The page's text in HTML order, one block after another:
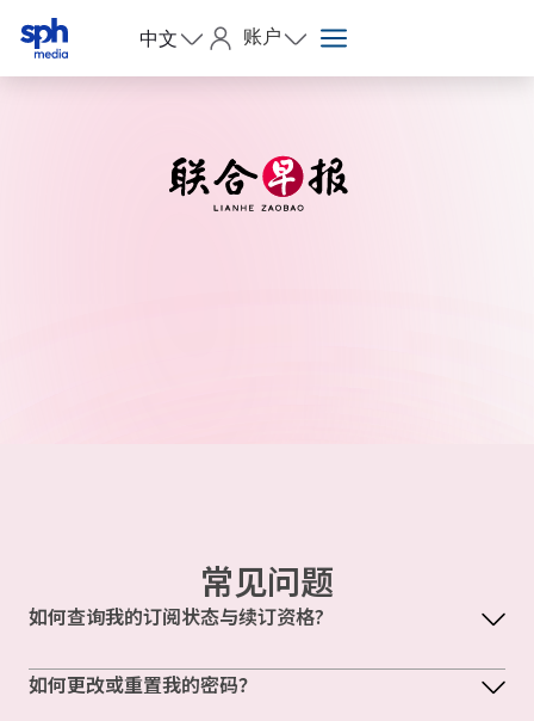
中文 账户
常见问题
如何查询我的订阅状态与续订资格?
如何更改或重置我的密码？